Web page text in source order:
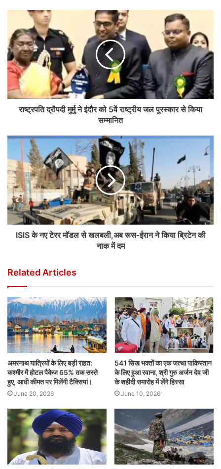
राष्ट्रपति द्रौपदी मुर्मु ने इंदौर को 5वें राष्ट्रीय जल पुरस्कार से किया
सम्मानित
ISIS के नए टेरर मॉडल से खलबली,अब रूस-ईरान ने किया ब्रिटेन की
नाक में दम
Related Articles
अमरनाथ यात्रियों के लिए बड़ी राहत:
कश्मीर में होटल पैकेज 65% तक सस्ते
हुए, आधी कीमत पर मिलेंगी टैक्सियां।
June 20, 2026
541 सिख भक्तों का एक जत्था पाकिस्तान
के लिए हुआ रवाना, श्री गुरु अर्जन देव जी
के शहीदी समारोह में लेंगे हिस्सा
June 10, 2026